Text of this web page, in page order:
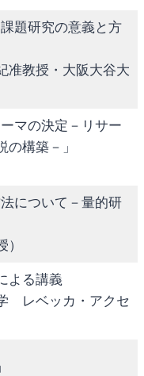
題研究の意義と方
准教授・大阪大谷大
マの決定－リサー
構築－」
について－量的研
よる講義
レベッカ・アクセ